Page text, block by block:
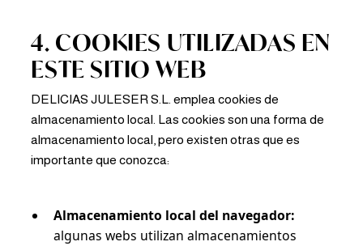
4. COOKIES UTILIZADAS EN
ESTE SITIO WEB
DELICIAS JULESER S.L. emplea cookies de
almacenamiento local. Las cookies son una forma de
almacenamiento local, pero existen otras que es
importante que conozca:
Almacenamiento local del navegador:
algunas webs utilizan almacenamientos